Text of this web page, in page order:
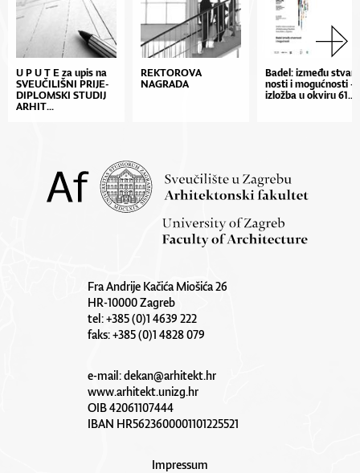
U P U T E za upis na
SVE­U­ČI­LIŠ­NI PRI­JE­
DI­PLOM­SKI STU­DIJ
AR­HIT...
REKTOROVA
NAGRADA
Ba­de­l: iz­me­đu stvar­
nos­ti i mo­gu­ćnos­ti –
izlož­ba u okvi­ru 61....
Fra Andrije Kačića Miošića 26
HR-10000 Zagreb
tel: +385 (0)1 4639 222
faks: +385 (0)1 4828 079
e-mail:dekan@arhitekt.hr
www.arhitekt.unizg.hr
OIB 42061107444
IBAN HR5623600001101225521
Impressum